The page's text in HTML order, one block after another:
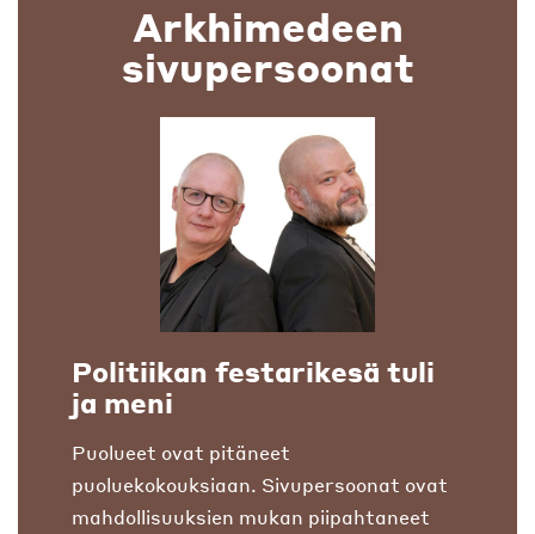
Arkhimedeen
sivupersoonat
Politiikan festarikesä tuli
ja meni
Puolueet ovat pitäneet
puoluekokouksiaan. Sivupersoonat ovat
mahdollisuuksien mukan piipahtaneet